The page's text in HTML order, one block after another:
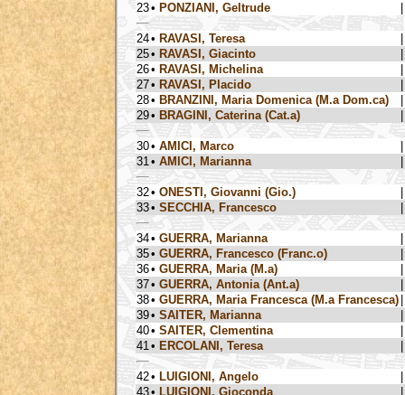
23• PONZIANI, Geltrude
24• RAVASI, Teresa
25• RAVASI, Giacinto
26• RAVASI, Michelina
27• RAVASI, Placido
28• BRANZINI, Maria Domenica (M.a Dom.ca)
29• BRAGINI, Caterina (Cat.a)
30• AMICI, Marco
31 • AMICI, Marianna
32• ONESTI, Giovanni (Gio.)
33• SECCHIA, Francesco
34• GUERRA, Marianna
35• GUERRA, Francesco (Franc.o)
36• GUERRA, Maria (M.a)
37• GUERRA, Antonia (Ant.a)
38• GUERRA, Maria Francesca (M.a Francesca)
39• SAITER, Marianna
40• SAITER, Clementina
41 • ERCOLANI, Teresa
42• LUIGIONI, Angelo
43• LUIGIONI, Gioconda